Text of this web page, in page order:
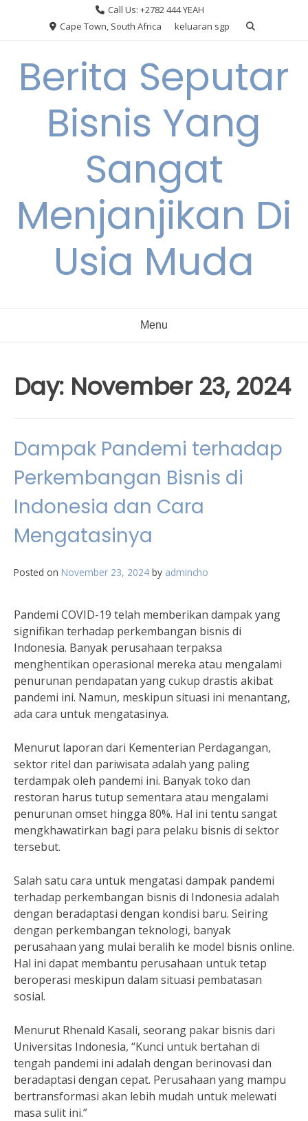
Call Us: +2782 444 YEAH
Cape Town, South Africa
keluaran sgp
Berita Seputar
Bisnis Yang
Sangat
Menjanjikan Di
Usia Muda
Menu
Day: November 23, 2024
Dampak Pandemi terhadap
Perkembangan Bisnis di
Indonesia dan Cara
Mengatasinya
Posted on November 23, 2024 by admincho
Pandemi COVID-19 telah memberikan dampak yang
signifikan terhadap perkembangan bisnis di
Indonesia. Banyak perusahaan terpaksa
menghentikan operasional mereka atau mengalami
penurunan pendapatan yang cukup drastis akibat
pandemi ini. Namun, meskipun situasi ini menantang,
ada cara untuk mengatasinya.
Menurut laporan dari Kementerian Perdagangan,
sektor ritel dan pariwisata adalah yang paling
terdampak oleh pandemi ini. Banyak toko dan
restoran harus tutup sementara atau mengalami
penurunan omset hingga 80%. Hal ini tentu sangat
mengkhawatirkan bagi para pelaku bisnis di sektor
tersebut.
Salah satu cara untuk mengatasi dampak pandemi
terhadap perkembangan bisnis di Indonesia adalah
dengan beradaptasi dengan kondisi baru. Seiring
dengan perkembangan teknologi, banyak
perusahaan yang mulai beralih ke model bisnis online.
Hal ini dapat membantu perusahaan untuk tetap
beroperasi meskipun dalam situasi pembatasan
sosial.
Menurut Rhenald Kasali, seorang pakar bisnis dari
Universitas Indonesia, “Kunci untuk bertahan di
tengah pandemi ini adalah dengan berinovasi dan
beradaptasi dengan cepat. Perusahaan yang mampu
bertransformasi akan lebih mudah untuk melewati
masa sulit ini.”